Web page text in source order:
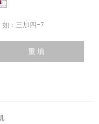
如：三加四=7